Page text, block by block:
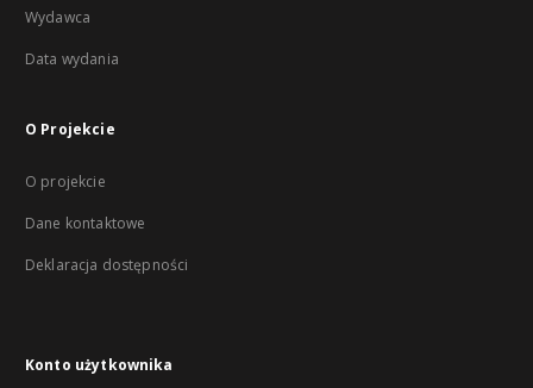
Wydawca
Data wydania
O Projekcie
O projekcie
Dane kontaktowe
Deklaracja dostępności
Konto użytkownika